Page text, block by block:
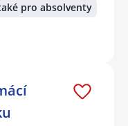
pro absolventy